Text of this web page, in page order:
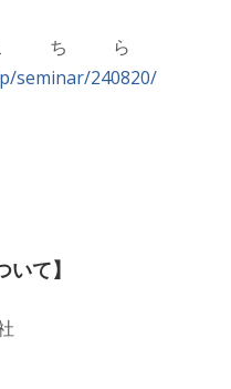
ちら
seminar/240820/
いて】